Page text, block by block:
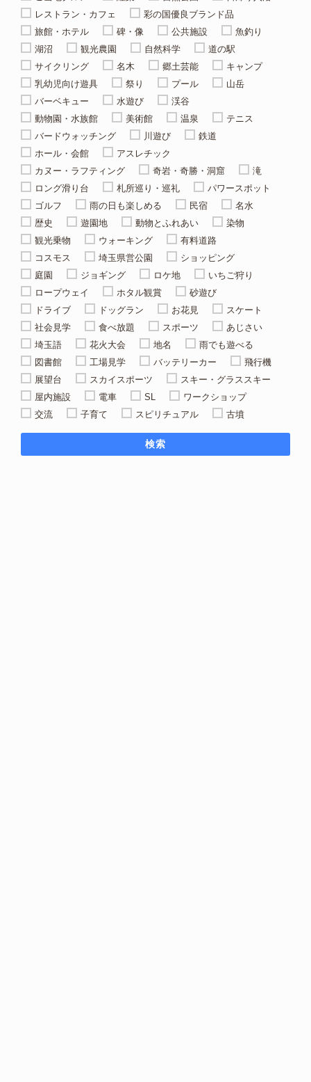
レストラン・カフェ
彩の国優良ブランド品
旅館・ホテル
碑・像 公共施設
魚釣り
湖沼
観光農園 自然科学
道の駅
サイクリング
名木 郷土芸能
キャンプ
乳幼児向け遊具
祭り プール
山岳
バーベキュー
水遊び
渓谷
動物園・水族館
美術館 温泉
テニス
バードウォッチング
川遊び
鉄道
ホール・会館
アスレチック
カヌー・ラフティング
奇岩・奇勝・洞窟
滝
ロング滑り台
札所巡り・巡礼
パワースポット
ゴルフ
雨の日も楽しめる 民宿
名水
歴史
遊園地 動物とふれあい
染物
観光乗物
ウォーキング
有料道路
コスモス
埼玉県営公園
ショッピング
庭園
ジョギング ロケ地
いちご狩り
ロープウェイ
ホタル観賞
砂遊び
ドライブ
ドッグラン お花見
スケート
社会見学
食べ放題 スポーツ
あじさい
埼玉語
花火大会 地名
雨でも遊べる
図書館
工場見学 バッテリーカー
飛行機
展望台
スカイスポーツ
スキー・グラススキー
屋内施設
電車 SL
ワークショップ
交流
子育て スピリチュアル 古墳
検索